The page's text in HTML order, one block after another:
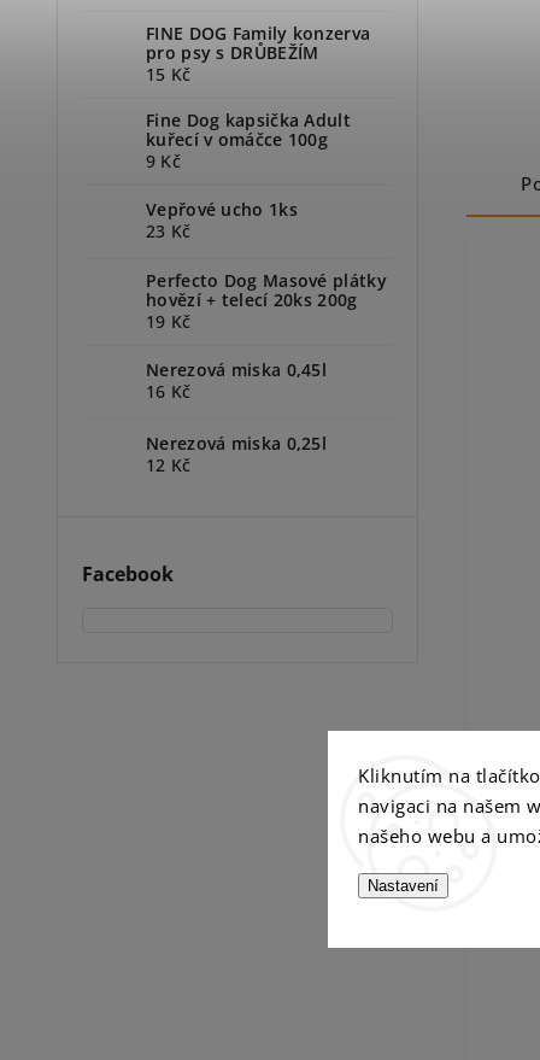
Kliknutím na
navigaci na našem
našeho webu a
Nastavení
FINE DOG Family konzerva
pro psy s DRŮBEŽÍM
15 Kč
Fine Dog kapsička Adult
kuřecí v omáčce 100g
9 Kč
Vepřové ucho 1ks
23 Kč
Perfecto Dog Masové plátky
hovězí + telecí 20ks 200g
19 Kč
Nerezová miska 0,45l
16 Kč
Nerezová miska 0,25l
12 Kč
Facebook